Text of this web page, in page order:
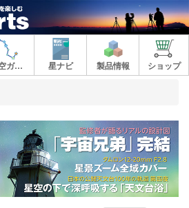
星空ガイド 星ナビ 製品情報 ショップ